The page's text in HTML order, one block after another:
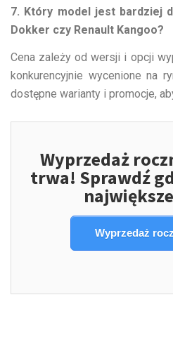
7. Który model jest bardziej
Dokker czy Renault Kangoo?
Cena zależy od wersji i opcji
konkurencyjnie wycenione na
dostępne warianty i promocje,
Wyprzedaż
trwa! Sprawdź
Wyprzedaż